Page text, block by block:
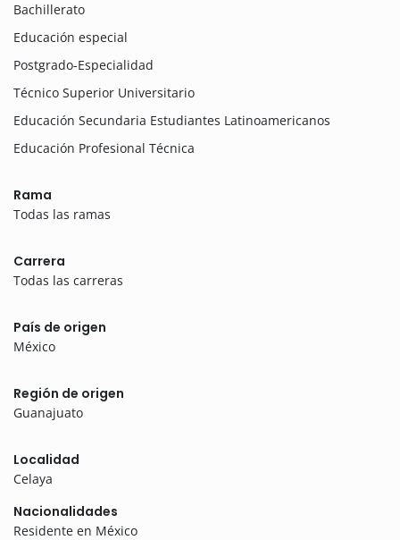
Bachillerato
Educación especial
Postgrado-Especialidad
Técnico Superior Universitario
Educación Secundaria Estudiantes Latinoamericanos
Educación Profesional Técnica
Rama
Todas las ramas
Carrera
Todas las carreras
País de origen
México
Región de origen
Guanajuato
Localidad
Celaya
Nacionalidades
Residente en México